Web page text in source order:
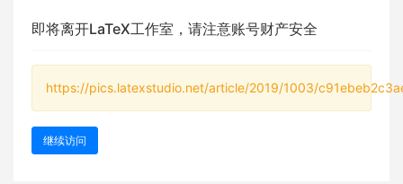
即将离开LaTeX工作室，请注意账号财产安全
https://pics.latexstudio.net/article/2019/1003/
继续访问